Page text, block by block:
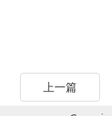
上一篇